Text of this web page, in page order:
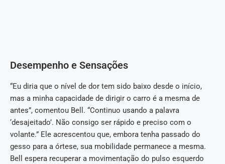
Desempenho e Sensações
“Eu diria que o nível de dor tem sido baixo desde o início,
mas a minha capacidade de dirigir o carro é a mesma de
antes”, comentou Bell. “Continuo usando a palavra
‘desajeitado’. Não consigo ser rápido e preciso com o
volante.” Ele acrescentou que, embora tenha passado do
gesso para a órtese, sua mobilidade permanece a mesma.
Bell espera recuperar a movimentação do pulso esquerdo